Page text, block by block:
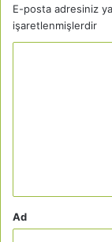
E-posta adresiniz
işaretlenmişlerdir
Ad